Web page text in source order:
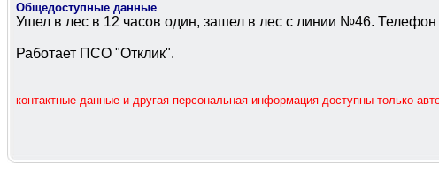
Общедоступные данные
Ушел в лес в 12 часов один, зашел в лес с линии №46. Телефон
Работает ПСО "Отклик".
контактные данные и другая персональная информация доступны только